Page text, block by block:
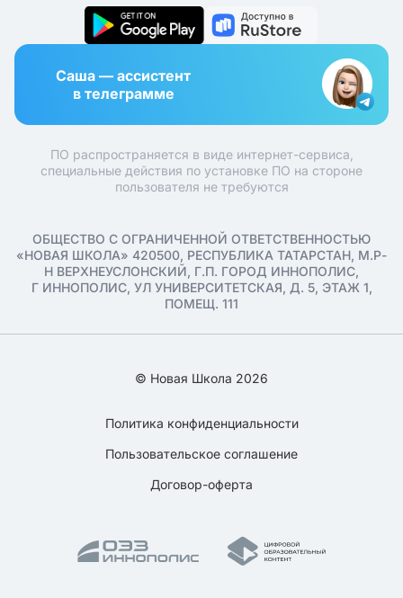
Саша — ассистент
в телеграмме
ПО распространяется в виде интернет-сервиса,
специальные действия по установке ПО на стороне
пользователя не требуются
ОБЩЕСТВО С ОГРАНИЧЕННОЙ ОТВЕТСТВЕННОСТЬЮ
«НОВАЯ ШКОЛА» 420500, РЕСПУБЛИКА ТАТАРСТАН, М.Р-
Н ВЕРХНЕУСЛОНСКИЙ, Г.П. ГОРОД ИННОПОЛИС,
Г ИННОПОЛИС, УЛ УНИВЕРСИТЕТСКАЯ, Д. 5, ЭТАЖ 1,
ПОМЕЩ. 111
© Новая Школа 2026
Политика конфиденциальности
Пользовательское соглашение
Договор-оферта